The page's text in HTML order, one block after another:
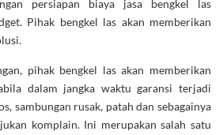
persiapan biaya jasa bengkel las
Pihak bengkel las akan memberikan
pihak bengkel las akan memberikan
dalam jangka waktu garansi terjadi
sambungan rusak, patah dan sebagainya
komplain. Ini merupakan salah satu